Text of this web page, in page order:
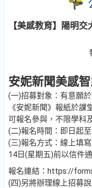
【美感教育】陽明
安妮新聞美感
(一)招募對象：有意願
《安妮新聞》報紙於
可報名參與，不限學科
(二)報名時間：即日起
(三)報名方式：線上填
14日(星期五)前以信件
報名連結：https://
(四)另將辦理線上招募說